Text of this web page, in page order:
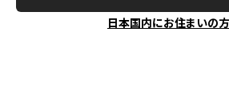
日本国内にお住まいの